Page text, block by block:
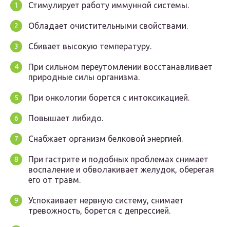
Стимулирует работу иммунной системы.
Обладает очистительными свойствами.
Сбивает высокую температуру.
При сильном переутомлении восстанавливает
природные силы организма.
При онкологии борется с интоксикацией.
Повышает либидо.
Снабжает организм белковой энергией.
При гастрите и подобных проблемах снимает
воспаление и обволакивает желудок, оберегая
его от травм.
Успокаивает нервную систему, снимает
тревожность, борется с депрессией.